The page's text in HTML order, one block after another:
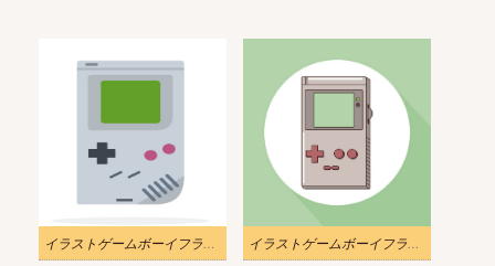
イラストゲームボーイフラットデザイン イラストゲームボーイフラットアイコン